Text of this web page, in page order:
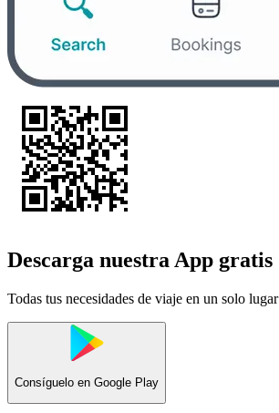
Descarga nuestra App gratis
Todas tus necesidades de viaje en un solo lugar
Consíguelo en Google Play